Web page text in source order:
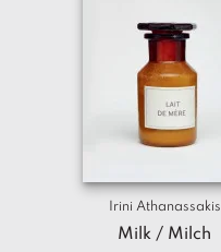
Irini Athanassakis
Milk / Milch